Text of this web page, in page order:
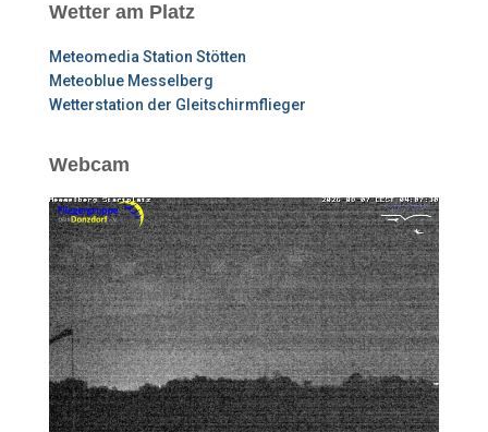
Wetter am Platz
Meteomedia Station Stötten
Meteoblue Messelberg
Wetterstation der Gleitschirmflieger
Webcam